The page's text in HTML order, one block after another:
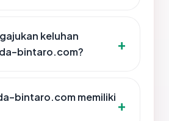
keluhan
bintaro.com?
bintaro.com memiliki